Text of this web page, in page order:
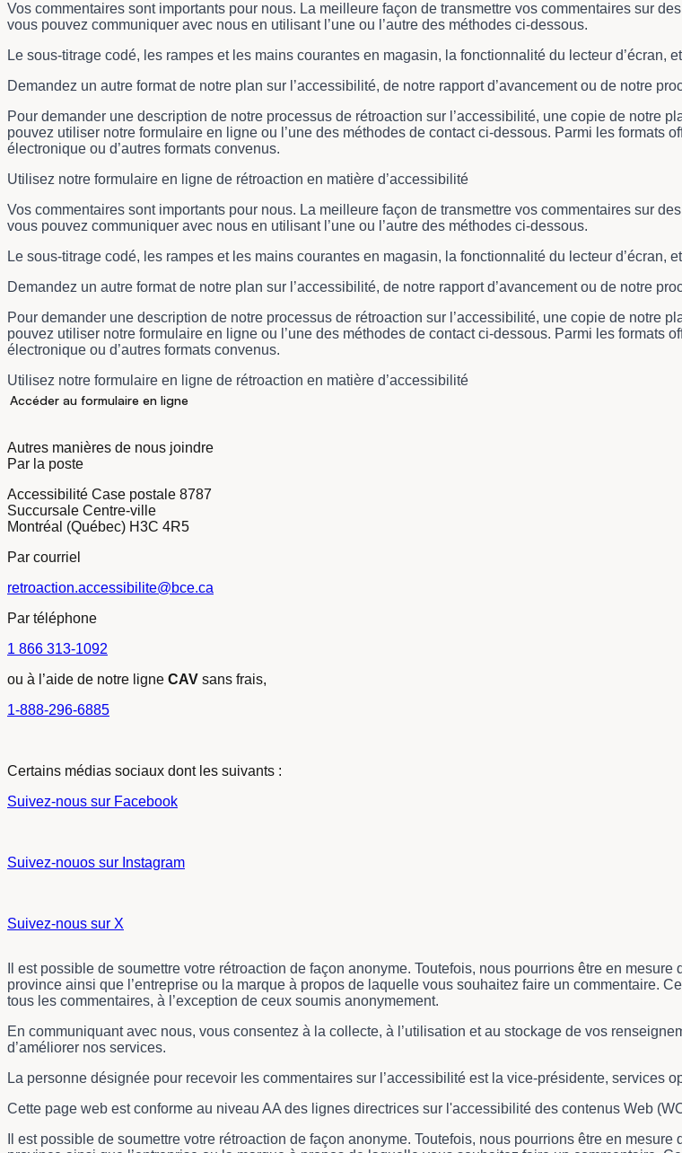
Vos commentaires sont importants pour nous. La meilleure façon de transmettre vos commentaires sur
vous pouvez communiquer avec nous en utilisant l’une ou l’autre des méthodes ci-dessous.
Le sous-titrage codé, les rampes et les mains courantes en magasin, la fonctionnalité du lecteur d’écran,
Demandez un autre format de notre plan sur l’accessibilité, de notre rapport d’avancement ou de notre
Pour demander une description de notre processus de rétroaction sur l’accessibilité, une copie de notre
pouvez utiliser notre formulaire en ligne ou l’une des méthodes de contact ci-dessous. Parmi les formats
électronique ou d’autres formats convenus.
Utilisez notre formulaire en ligne de rétroaction en matière d’accessibilité
Vos commentaires sont importants pour nous. La meilleure façon de transmettre vos commentaires sur
vous pouvez communiquer avec nous en utilisant l’une ou l’autre des méthodes ci-dessous.
Le sous-titrage codé, les rampes et les mains courantes en magasin, la fonctionnalité du lecteur d’écran,
Demandez un autre format de notre plan sur l’accessibilité, de notre rapport d’avancement ou de notre
Pour demander une description de notre processus de rétroaction sur l’accessibilité, une copie de notre
pouvez utiliser notre formulaire en ligne ou l’une des méthodes de contact ci-dessous. Parmi les formats
électronique ou d’autres formats convenus.
Utilisez notre formulaire en ligne de rétroaction en matière d’accessibilité
Accéder au formulaire en ligne
Autres manières de nous joindre
Par la poste
Accessibilité Case postale 8787
Succursale Centre-ville
Montréal (Québec) H3C 4R5
Par courriel
retroaction.accessibilite@bce.ca
Par téléphone
1 866 313-1092
ou à l’aide de notre ligne CAV sans frais,
1-888-296-6885
Certains médias sociaux dont les suivants :
Suivez-nous sur Facebook
Suivez-nouos sur Instagram
Suivez-nous sur X
Il est possible de soumettre votre rétroaction de façon anonyme. Toutefois, nous pourrions être en
province ainsi que l’entreprise ou la marque à propos de laquelle vous souhaitez faire un commentaire.
tous les commentaires, à l’exception de ceux soumis anonymement.
En communiquant avec nous, vous consentez à la collecte, à l’utilisation et au stockage de vos
d’améliorer nos services.
La personne désignée pour recevoir les commentaires sur l’accessibilité est la vice-présidente, services
Cette page web est conforme au niveau AA des lignes directrices sur l'accessibilité des contenus Web
Il est possible de soumettre votre rétroaction de façon anonyme. Toutefois, nous pourrions être en